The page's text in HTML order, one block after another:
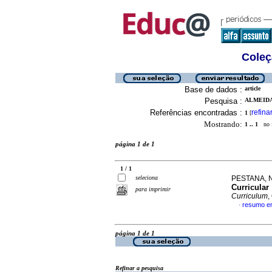
Base de dados : article
Pesquisa :
Referências encontradas : 1 [refinar
Mostrando: 1 .. 1 no
página 1 de 1
1 / 1
seleciona
para imprimir
PESTANA,
Curricular
Curriculum,
· resumo
página 1 de 1
Refinar a pesquisa